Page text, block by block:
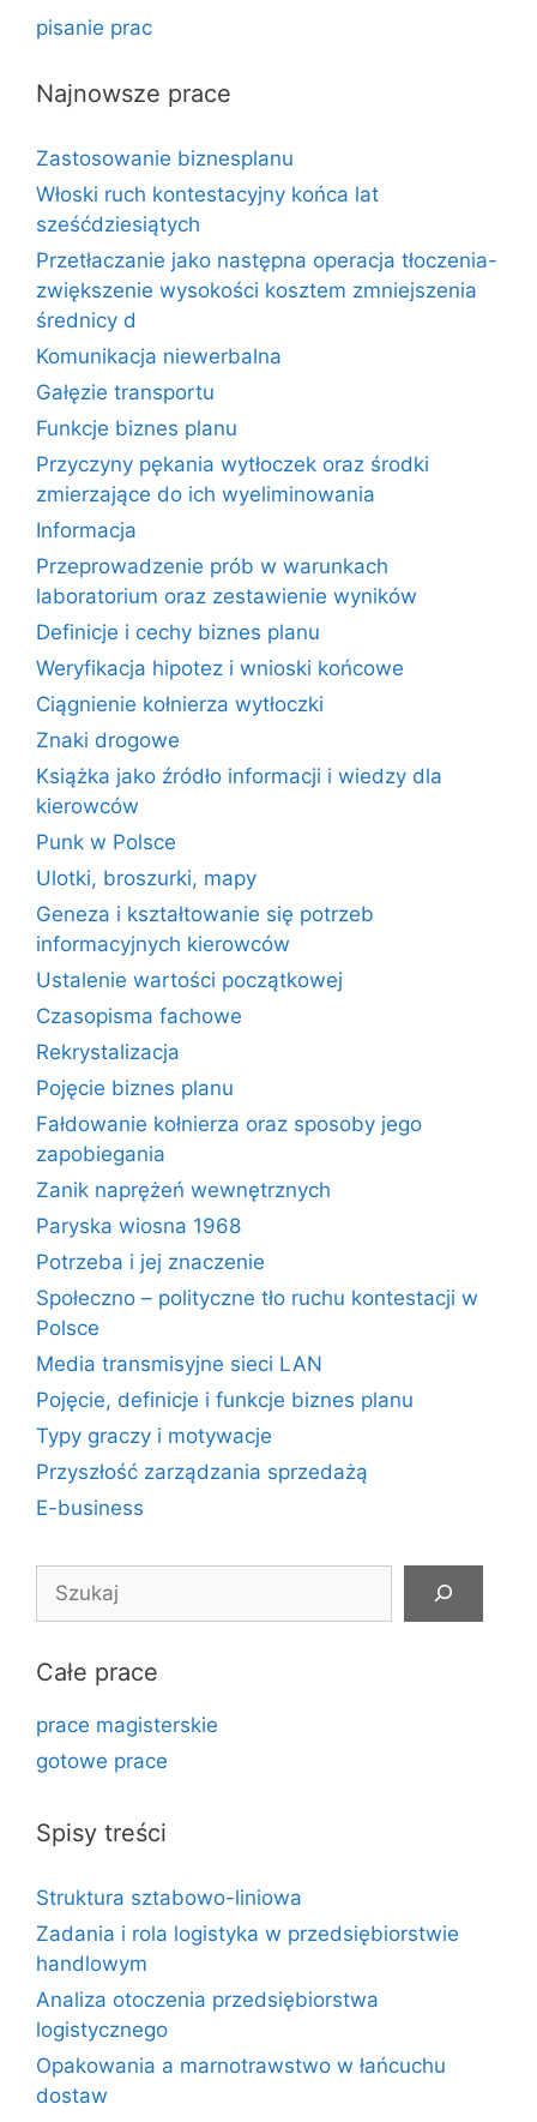
pisanie prac
Najnowsze prace
Zastosowanie biznesplanu
Włoski ruch kontestacyjny końca lat
sześćdziesiątych
Przetłaczanie jako następna operacja tłoczenia-
zwiększenie wysokości kosztem zmniejszenia
średnicy d
Komunikacja niewerbalna
Gałęzie transportu
Funkcje biznes planu
Przyczyny pękania wytłoczek oraz środki
zmierzające do ich wyeliminowania
Informacja
Przeprowadzenie prób w warunkach
laboratorium oraz zestawienie wyników
Definicje i cechy biznes planu
Weryfikacja hipotez i wnioski końcowe
Ciągnienie kołnierza wytłoczki
Znaki drogowe
Książka jako źródło informacji i wiedzy dla
kierowców
Punk w Polsce
Ulotki, broszurki, mapy
Geneza i kształtowanie się potrzeb
informacyjnych kierowców
Ustalenie wartości początkowej
Czasopisma fachowe
Rekrystalizacja
Pojęcie biznes planu
Fałdowanie kołnierza oraz sposoby jego
zapobiegania
Zanik naprężeń wewnętrznych
Paryska wiosna 1968
Potrzeba i jej znaczenie
Społeczno – polityczne tło ruchu kontestacji w
Polsce
Media transmisyjne sieci LAN
Pojęcie, definicje i funkcje biznes planu
Typy graczy i motywacje
Przyszłość zarządzania sprzedażą
E-business
Całe prace
prace magisterskie
gotowe prace
Spisy treści
Struktura sztabowo-liniowa
Zadania i rola logistyka w przedsiębiorstwie
handlowym
Analiza otoczenia przedsiębiorstwa
logistycznego
Opakowania a marnotrawstwo w łańcuchu
dostaw